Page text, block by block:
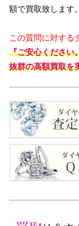
額で買取致します。
この質問に対する
『ご安心ください
抜群の高額買取を